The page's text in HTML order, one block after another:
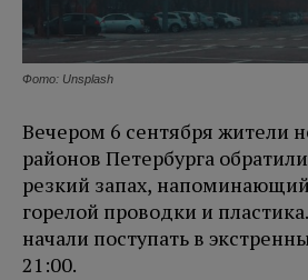
Фото: Unsplash
Вечером 6 сентября жители
районов Петербурга
резкий запах,
горелой проводки и
начали поступать в
21:00.